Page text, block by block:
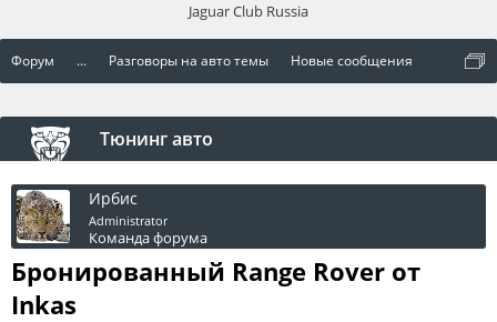
Форум ... Разговоры на авто темы Новые сообщения
Тюнинг авто
Ирбис
Administrator
Команда форума
Бронированный Range Rover от
Inkas
Jaguar Club Russia
оват